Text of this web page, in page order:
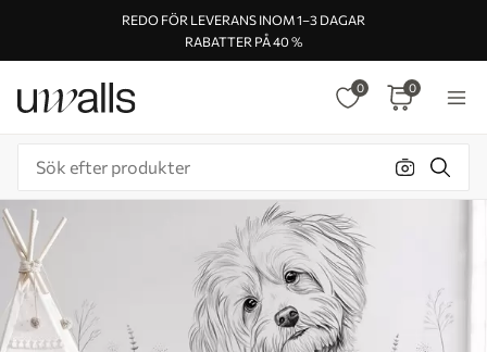
REDO FÖR LEVERANS INOM 1–3 DAGAR
RABATTER PÅ 40 %
0 0